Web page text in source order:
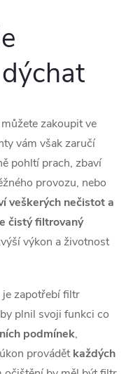
zakoupit ve
vám však zaručí
pohltí prach, zbaví
provozu, nebo
veškerých nečistot a
čistý filtrovaný
výkon a životnost
je zapotřebí filtr
plnil svoji funkci co
podmínek,
provádětkaždých